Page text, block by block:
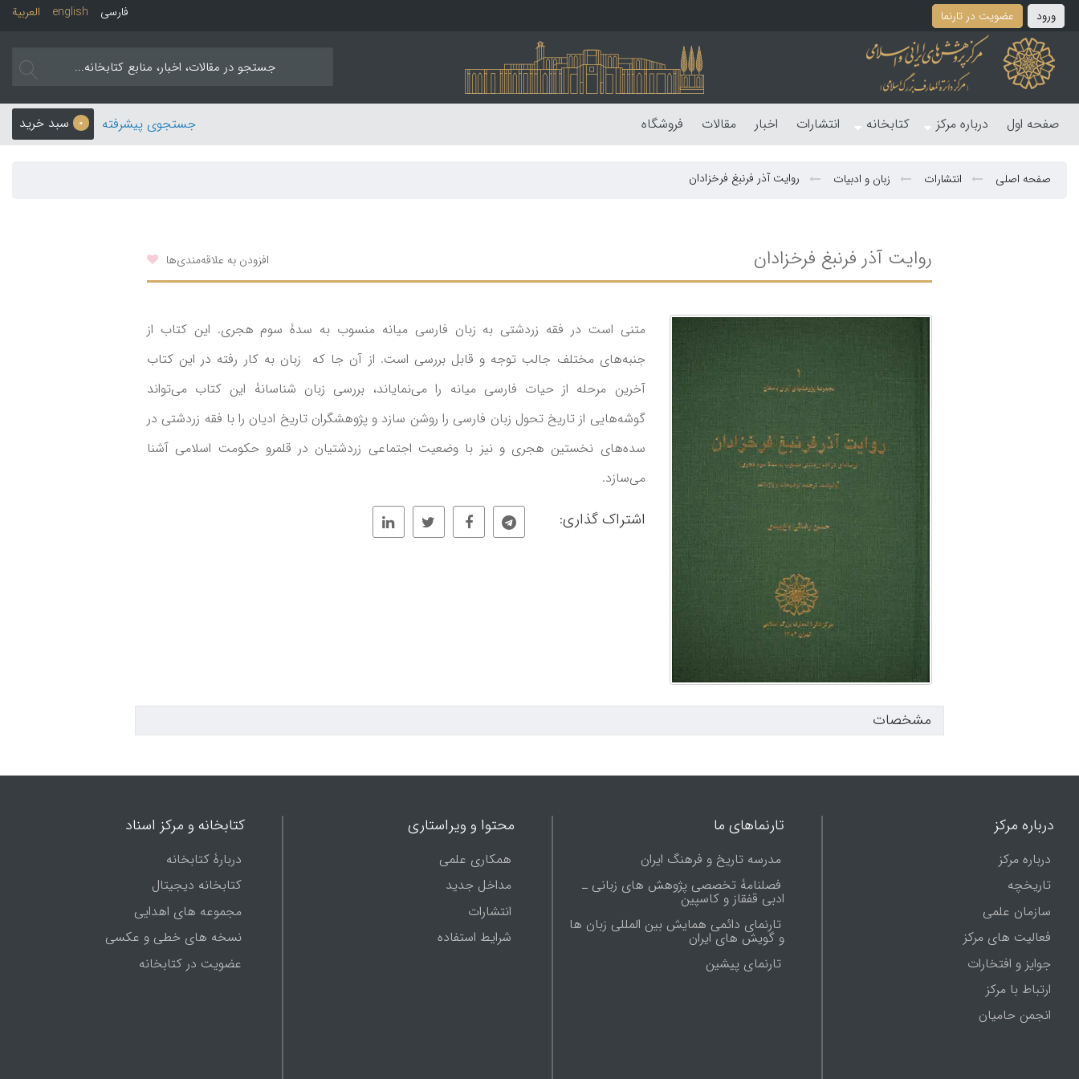
ورود عضویت در تارنما العربیة english فارسی
صفحه اول درباره مرکز کتابخانه انتشارات اخبار مقالات فروشگاه 0 سبد خرید جستجوی پیشرفته
صفحه اصلی انتشارات زبان و ادبیات روایت آذر فرنبغ فرخزادان
روایت آذر فرنبغ فرخزادان افزودن به علاقه‌مندی‌ها
متنی است در فقه زردشتی به زبان فارسی میانه منسوب به سدۀ سوم هجری. این کتاب از
جنبه‌های مختلف جالب توجه و قابل بررسی است. از آن جا که زبان به کار رفته در این کتاب
آخرین مرحله از حیات فارسی میانه را می‌نمایاند، بررسی زبان شناسانۀ این کتاب می‌تواند
گوشه‌هایی از تاریخ تحول زبان فارسی را روشن سازد و پژوهشگران تاریخ ادیان را با فقه زردشتی در
سده‌های نخستین هجری و نیز با وضعیت اجتماعی زردشتیان در قلمرو حکومت اسلامی آشنا
می‌سازد.
اشتراک گذاری:
مشخصات
درباره مرکز
درباره مرکز
تاریخچه
سازمان علمی
فعالیت های مرکز
جوایز و افتخارات
ارتباط با مرکز
انجمن حامیان
تارنماهای ما
مدرسه تاریخ و فرهنگ ایران
فصلنامۀ تخصصی پژوهش های زبانی ـ
ادبی قفقاز و کاسپین
تارنمای دائمی همایش بین المللی زبان ها
و گویش های ایران
تارنماى پيشين
محتوا و ویراستاری
همکاری علمی
مداخل جدید
انتشارات
شرایط استفاده
کتابخانه و مرکز اسناد
دربارۀ کتابخانه
کتابخانه دیجیتال
مجموعه های اهدایی
نسخه های خطی و عکسی
عضویت در کتابخانه